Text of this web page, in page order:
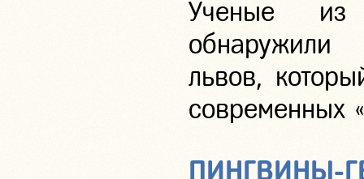
Ученые из
обнаружили
львов,
современных
ПИНГВИНЫ-